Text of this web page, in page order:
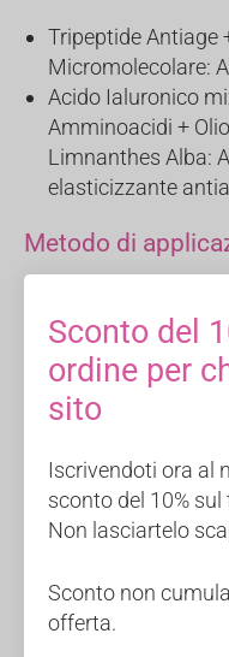
Tripeptide Antiage
Micromolecolare:
Acido Ialuronico
Amminoacidi +
Limnanthes Alba:
elasticizzante
Metodo di
detersione; da solo
specifica, per
ingredienti attivi in
gli effetti
assorbimento
Sconto del
ordine per
sito
Iscrivendoti ora al
sconto del 10%
Non lasciartelo
Sconto non
offerta.